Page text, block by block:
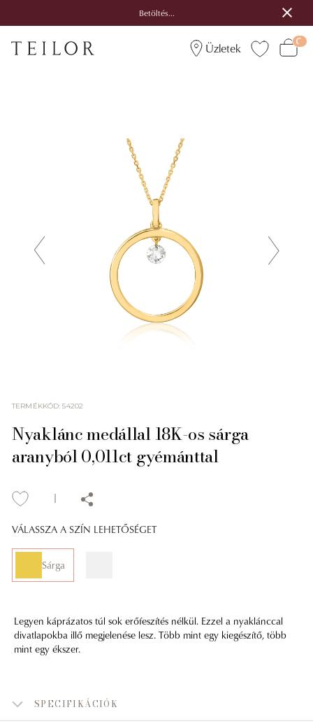
Betöltés...
Üzletek
TERMÉKKÓD:54202
Nyaklánc medállal 18K-os sárga
aranyból 0,011ct gyémánttal
VÁLASSZA A SZÍN LEHETŐSÉGET
Sárga
Legyen káprázatos túl sok erőfeszítés nélkül. Ezzel a nyaklánccal
divatlapokba illő megjelenése lesz. Több mint egy kiegészítő, több
mint egy ékszer.
SPECIFIKÁCIÓK